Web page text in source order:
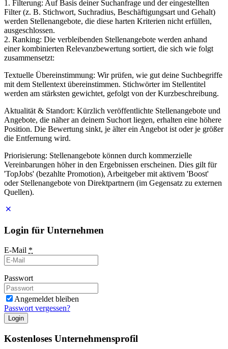
1. Filterung: Auf Basis deiner Suchanfrage und der eingestellten
Filter (z. B. Stichwort, Suchradius, Beschäftigungsart und Gehalt)
werden Stellenangebote, die diese harten Kriterien nicht erfüllen,
ausgeschlossen.
2. Ranking: Die verbleibenden Stellenangebote werden anhand
einer kombinierten Relevanzbewertung sortiert, die sich wie folgt
zusammensetzt:
Textuelle Übereinstimmung: Wir prüfen, wie gut deine Suchbegriffe
mit dem Stellentext übereinstimmen. Stichwörter im Stellentitel
werden am stärksten gewichtet, gefolgt von der Kurzbeschreibung.
Aktualität & Standort: Kürzlich veröffentlichte Stellenangebote und
Angebote, die näher an deinem Suchort liegen, erhalten eine höhere
Position. Die Bewertung sinkt, je älter ein Angebot ist oder je größer
die Entfernung wird.
Priorisierung: Stellenangebote können durch kommerzielle
Vereinbarungen höher in den Ergebnissen erscheinen. Dies gilt für
'TopJobs' (bezahlte Promotion), Arbeitgeber mit aktivem 'Boost'
oder Stellenangebote von Direktpartnern (im Gegensatz zu externen
Quellen).
Login für Unternehmen
E-Mail *
Passwort
Angemeldet bleiben
Passwort vergessen?
Login
Kostenloses Unternehmensprofil